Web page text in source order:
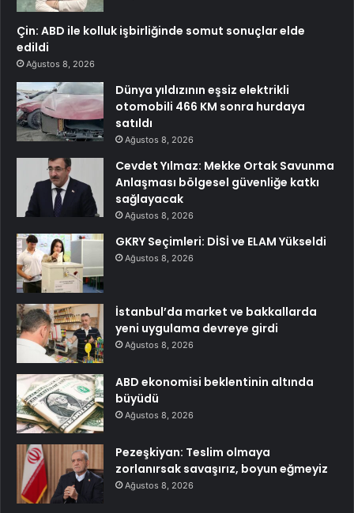
Çin: ABD ile kolluk işbirliğinde somut sonuçlar elde
edildi
Ağustos 8, 2026
Dünya yıldızının eşsiz elektrikli
otomobili 466 KM sonra hurdaya
satıldı
Ağustos 8, 2026
Cevdet Yılmaz: Mekke Ortak Savunma
Anlaşması bölgesel güvenliğe katkı
sağlayacak
Ağustos 8, 2026
GKRY Seçimleri: DİSİ ve ELAM Yükseldi
Ağustos 8, 2026
İstanbul’da market ve bakkallarda
yeni uygulama devreye girdi
Ağustos 8, 2026
ABD ekonomisi beklentinin altında
büyüdü
Ağustos 8, 2026
Pezeşkiyan: Teslim olmaya
zorlanırsak savaşırız, boyun eğmeyiz
Ağustos 8, 2026